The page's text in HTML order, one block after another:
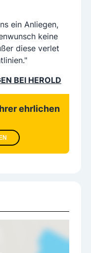
ein Anliegen,
keine
diese verlet
BEI HEROLD
ehrlichen